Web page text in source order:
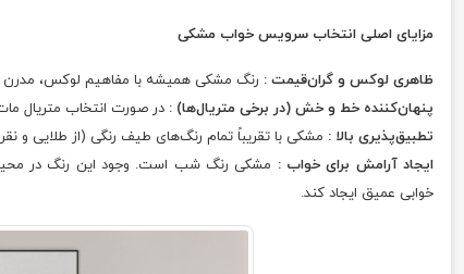
مزایای اصلی انتخاب سرویس خواب مشکی
ظاهری لوکس و گران‌قیمت : رنگ مشکی همیشه با مفاهیم لوکس، مدرن
پنهان‌کننده خط و خش (در برخی متریال‌ها) : در صورت انتخاب متریال
تطبیق‌پذیری بالا : مشکی با تقریباً تمام رنگ‌های طیف رنگی (از طلایی و
ایجاد آرامش برای خواب : مشکی رنگ شب است. وجود این رنگ در
خوابی عمیق ایجاد کند.